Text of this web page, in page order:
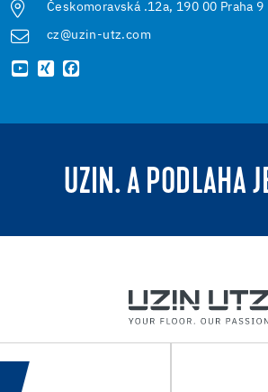
Českomoravská .12a, 190 00 Praha 9
cz@uzin-utz.com
UZIN. A PODLAHA